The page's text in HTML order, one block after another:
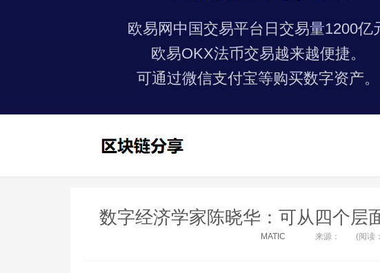
欧易网中国交易平台日交易量1200亿
欧易OKX法币交易越来越便捷。
可通过微信支付宝等购买数字资产。
数字经济学家陈晓华：可从四个层
MATIC 来源： (阅读